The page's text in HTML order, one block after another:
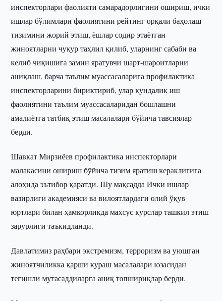
инспекторлари фаолияти самарадорлигини ошириш, ички
ишлар бўлимлари фаолиятини рейтинг орқали баҳолаш
тизимини жорий этиш, ёшлар содир этаётган
жиноятларни чуқур таҳлил қилиб, уларнинг сабаби ва
келиб чиқишига замин яратувчи шарт-шароитларни
аниқлаш, барча таълим муассасаларига профилактика
инспекторларини бириктириб, улар кундалик иш
фаолиятини таълим муассасаларидан бошлашни
амалиётга татбиқ этиш масалалари бўйича тавсиялар
берди.
Шавкат Мирзиёев профилактика инспекторлари
малакасини ошириш бўйича тизим яратиш кераклигига
алоҳида эътибор қаратди. Шу мақсадда Ички ишлар
вазирлиги академияси ва вилоятлардаги олий ўқув
юртлари билан ҳамкорликда махсус курслар ташкил этиш
зарурлиги таъкидланди.
Давлатимиз раҳбари экстремизм, терроризм ва уюшган
жиноятчиликка қарши кураш масалалари юзасидан
тегишли мутасаддиларга аниқ топшириқлар берди.